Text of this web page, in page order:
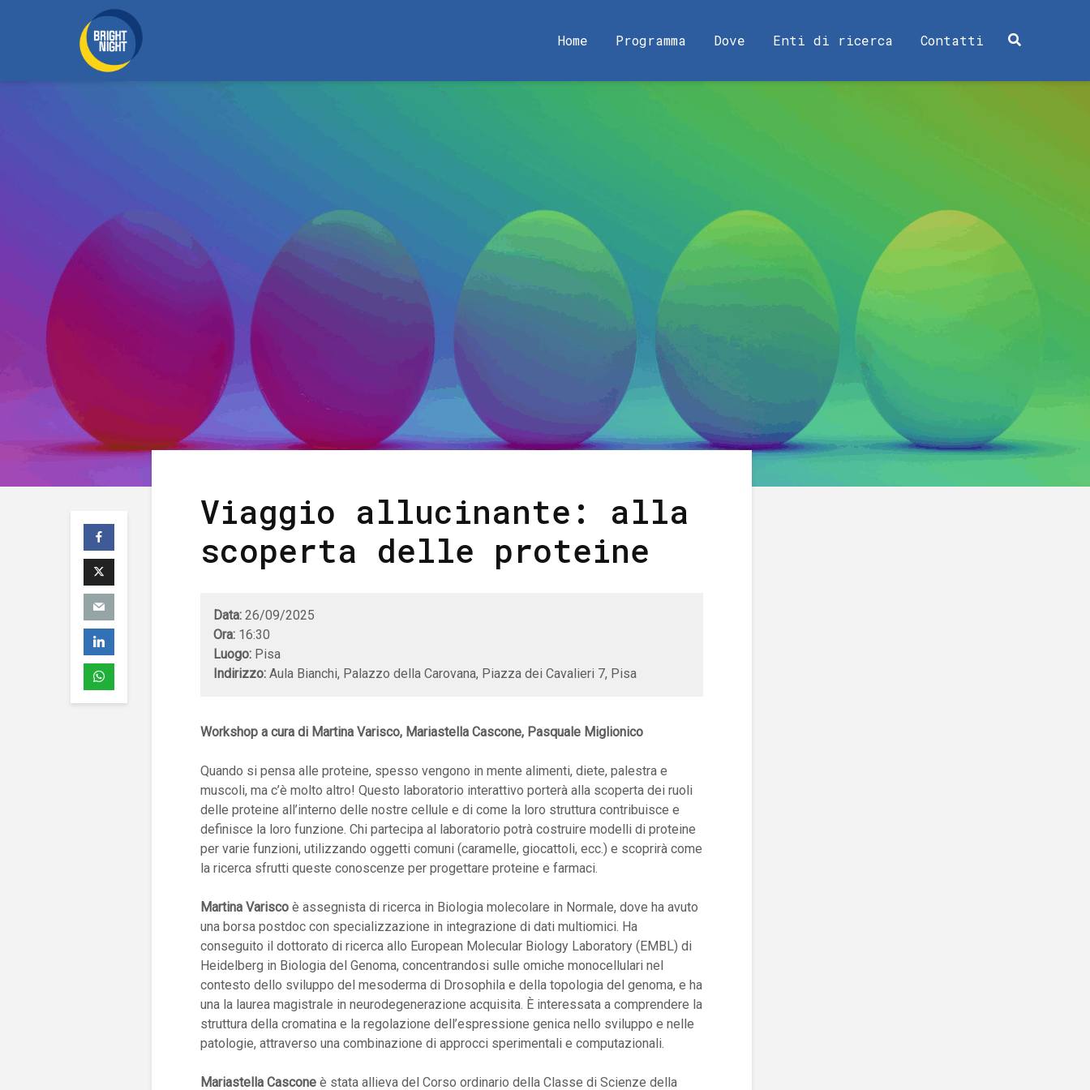
Home Programma Dove Enti di ricerca Contatti
Viaggio allucinante: alla
scoperta delle proteine
Data: 26/09/2025
Ora: 16:30
Luogo: Pisa
Indirizzo: Aula Bianchi, Palazzo della Carovana, Piazza dei Cavalieri 7, Pisa
Workshop a cura di Martina Varisco, Mariastella Cascone, Pasquale Miglionico
Quando si pensa alle proteine, spesso vengono in mente alimenti, diete, palestra e
muscoli, ma c’è molto altro! Questo laboratorio interattivo porterà alla scoperta dei ruoli
delle proteine all’interno delle nostre cellule e di come la loro struttura contribuisce e
definisce la loro funzione. Chi partecipa al laboratorio potrà costruire modelli di proteine
per varie funzioni, utilizzando oggetti comuni (caramelle, giocattoli, ecc.) e scoprirà come
la ricerca sfrutti queste conoscenze per progettare proteine e farmaci.
Martina Varisco è assegnista di ricerca in Biologia molecolare in Normale, dove ha avuto
una borsa postdoc con specializzazione in integrazione di dati multiomici. Ha
conseguito il dottorato di ricerca allo European Molecular Biology Laboratory (EMBL) di
Heidelberg in Biologia del Genoma, concentrandosi sulle omiche monocellulari nel
contesto dello sviluppo del mesoderma di Drosophila e della topologia del genoma, e ha
una la laurea magistrale in neurodegenerazione acquisita. È interessata a comprendere la
struttura della cromatina e la regolazione dell’espressione genica nello sviluppo e nelle
patologie, attraverso una combinazione di approcci sperimentali e computazionali.
Mariastella Cascone è stata allieva del Corso ordinario della Classe di Scienze della